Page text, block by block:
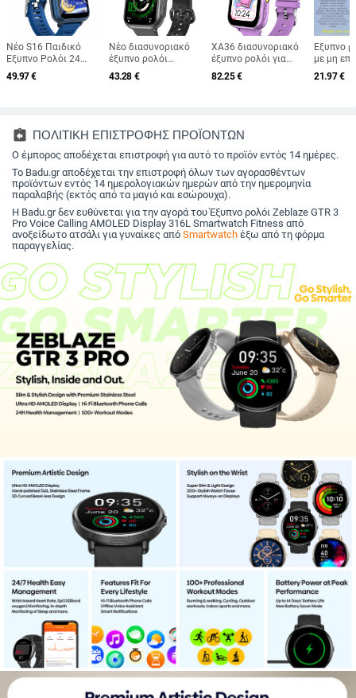
Νέο S16 Παιδικό
Έξυπνο Ρολόι 24
Παιχνιδιών
Βηματόμετρο
49.97€
Νέο διασυνοριακό
έξυπνο ρολόι
κλήσεων Bluetooth
K62 1000 mA
IP68 αδιάβροχο
43.28 €
XA36 διασυνοριακό
έξυπνο ρολόι για
παιδιά με
πολλαπλούς φακούς
82.25€
Έξυπνο
με μη
έλεγχο
από
21.97€
assignment_return ΠΟΛΙΤΙΚΗ ΕΠΙΣΤΡΟΦΗΣ ΠΡΟΪΟΝΤΩΝ
Ο έμπορος αποδέχεται επιστροφή για αυτό το προϊόν εντός 14 ημέρες.
Το Badu.gr αποδέχεται την επιστροφή όλων των αγορασθέντων
προϊόντων εντός 14 ημερολογιακών ημερών από την ημερομηνία
παραλαβής (εκτός από τα μαγιό και εσώρουχα).
Η Badu.gr δεν ευθύνεται για την αγορά του Έξυπνο ρολόι Zeblaze GTR 3
Pro Voice Calling AMOLED Display 316L Smartwatch Fitness από
ανοξείδωτο ατσάλι για γυναίκες από Smartwatch έξω από τη φόρμα
παραγγελίας.